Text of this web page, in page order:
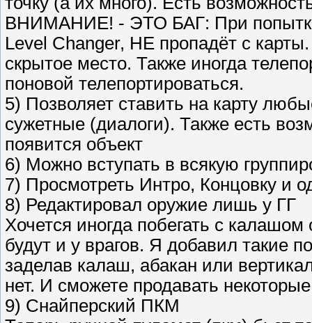
ВНИМАНИЕ! - ЭТО БАГ: При попытке
Level Changer, НЕ пропадёт с
скрытое место. Также иногда
поновой телепортироваться.
5) Позволяет ставить на карту
сужетные (диалоги). Также есть
появится объект
6) Можно вступать в всякую
7) Просмотреть Интро, Концовку и
8) Редактировал оружие лишь у ГГ
Хочется иногда побегать с
будут и у врагов. Я добавил такие
заделав калаш, абакан или
нет. И сможете продавать
9) Снайперский ПКМ